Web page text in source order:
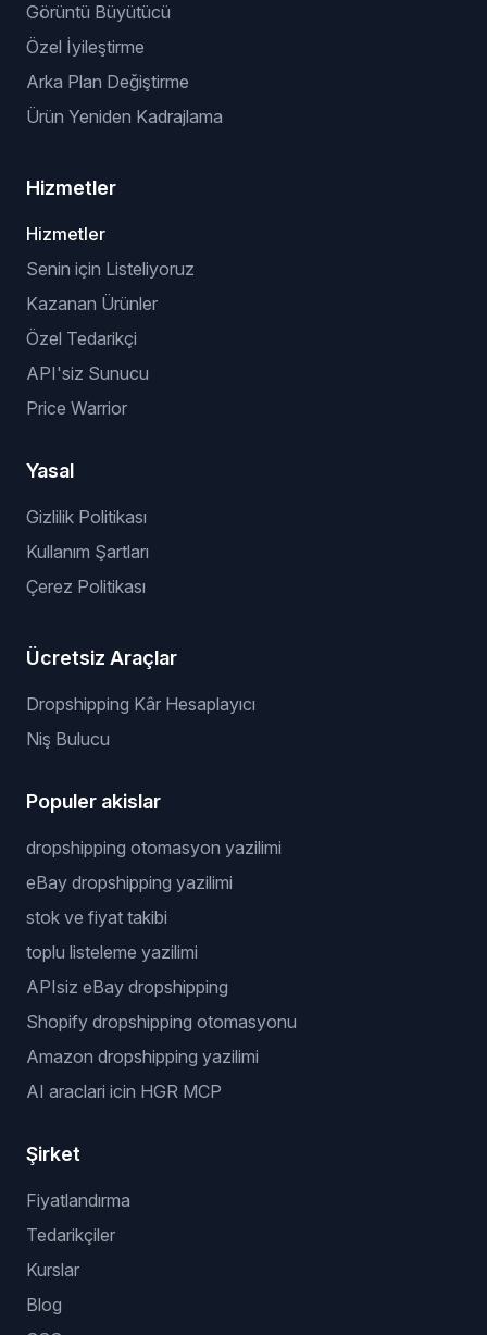
Görüntü Büyütücü
Özel İyileştirme
Arka Plan Değiştirme
Ürün Yeniden Kadrajlama
Hizmetler
Hizmetler
Senin için Listeliyoruz
Kazanan Ürünler
Özel Tedarikçi
API'siz Sunucu
Price Warrior
Yasal
Gizlilik Politikası
Kullanım Şartları
Çerez Politikası
Ücretsiz Araçlar
Dropshipping Kâr Hesaplayıcı
Niş Bulucu
Populer akislar
dropshipping otomasyon yazilimi
eBay dropshipping yazilimi
stok ve fiyat takibi
toplu listeleme yazilimi
APIsiz eBay dropshipping
Shopify dropshipping otomasyonu
Amazon dropshipping yazilimi
AI araclari icin HGR MCP
Şirket
Fiyatlandırma
Tedarikçiler
Kurslar
Blog